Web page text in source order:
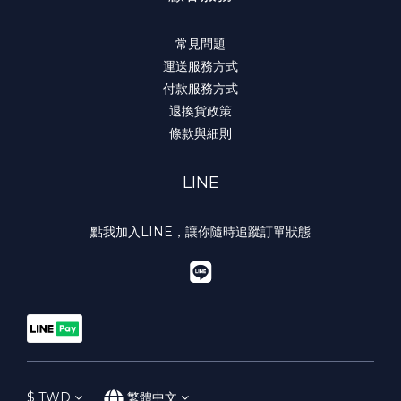
常見問題
運送服務方式
付款服務方式
退換貨政策
條款與細則
LINE
點我加入LINE，讓你隨時追蹤訂單狀態
$ TWD 繁體中文